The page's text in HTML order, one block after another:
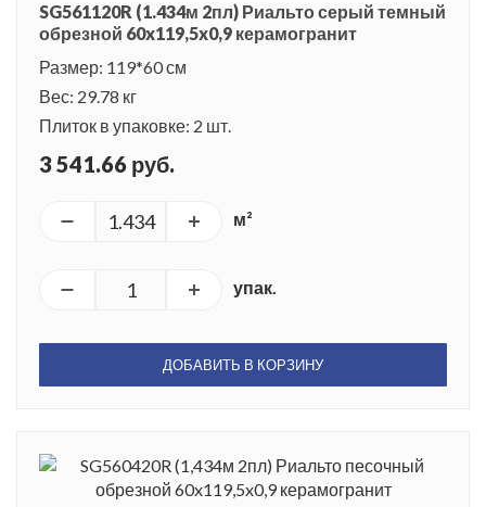
SG561120R (1.434м 2пл) Риальто серый темный
обрезной 60x119,5x0,9 керамогранит
Размер: 119*60 см
Вес: 29.78 кг
Плиток в упаковке: 2 шт.
3 541.66 руб.
м²
упак.
ДОБАВИТЬ В КОРЗИНУ